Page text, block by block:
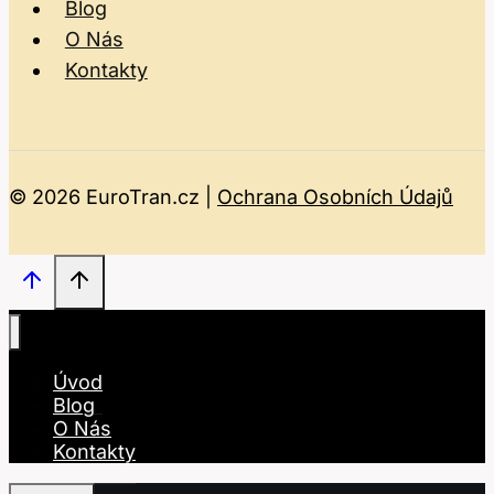
Blog
O Nás
Kontakty
© 2026 EuroTran.cz | Ochrana Osobních Údajů
Úvod
Blog
O Nás
Kontakty